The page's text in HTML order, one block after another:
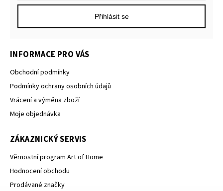
Přihlásit se
INFORMACE PRO VÁS
Obchodní podmínky
Podmínky ochrany osobních údajů
Vrácení a výměna zboží
Moje objednávka
ZÁKAZNICKÝ SERVIS
Věrnostní program Art of Home
Hodnocení obchodu
Prodávané značky